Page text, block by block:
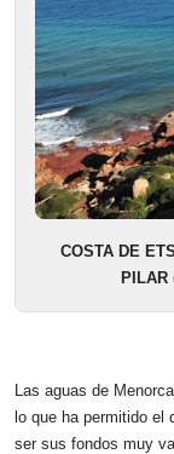
COSTA DE
PILAR
Las aguas de
lo que ha permitido el
ser sus fondos muy